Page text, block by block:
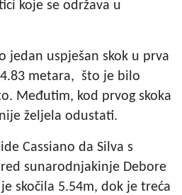
koje se održava u
jedan uspješan skok u prva
metara, što je bilo
Međutim, kod prvog skoka
željela odustati.
Cassiano da Silva s
sunarodnjakinje Debore
skočila 5.54m, dok je treća